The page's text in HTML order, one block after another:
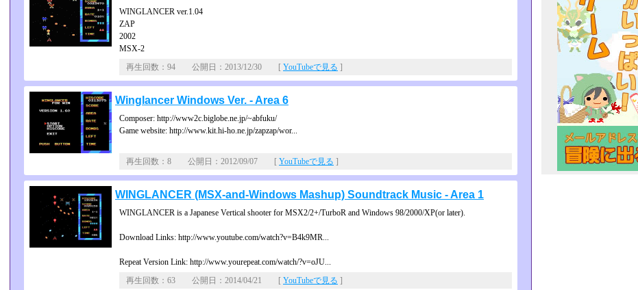
WINGLANCER ver.1.04
ZAP
2002
MSX-2
再生回数：94 公開日：2013/12/30 [ YouTubeで見る ]
Winglancer Windows Ver. - Area 6
Composer: http://www2c.biglobe.ne.jp/~abfuku/
Game website: http://www.kit.hi-ho.ne.jp/zapzap/wor...
再生回数：8 公開日：2012/09/07 [ YouTubeで見る ]
WINGLANCER (MSX-and-Windows Mashup) Soundtrack Music - Area 1
WINGLANCER is a Japanese Vertical shooter for MSX2/2+/TurboR and Windows 98/2000/XP(or later).
Download Links: http://www.youtube.com/watch?v=B4k9MR...
Repeat Version Link: http://www.yourepeat.com/watch/?v=oJU...
再生回数：63 公開日：2014/04/21 [ YouTubeで見る ]